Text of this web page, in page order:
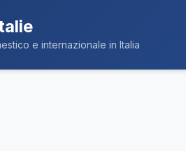
e internazionale in Italia